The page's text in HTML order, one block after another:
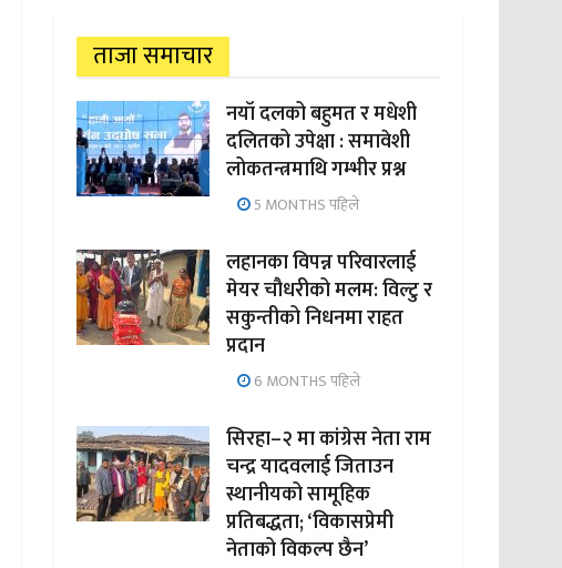
ताजा समाचार
नयाँ दलको बहुमत र मधेशी
दलितको उपेक्षा : समावेशी
लोकतन्त्रमाथि गम्भीर प्रश्न
5 MONTHS पहिले
लहानका विपन्न परिवारलाई
मेयर चौधरीको मलम: विल्टु र
सकुन्तीको निधनमा राहत
प्रदान
6 MONTHS पहिले
सिरहा–२ मा कांग्रेस नेता राम
चन्द्र यादवलाई जिताउन
स्थानीयको सामूहिक
प्रतिबद्धता; ‘विकासप्रेमी
नेताको विकल्प छैन’